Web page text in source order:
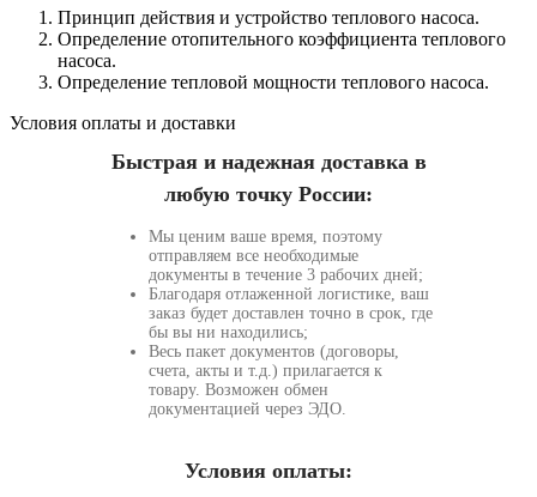
Принцип действия и устройство теплового насоса.
Определение отопительного коэффициента теплового
насоса.
Определение тепловой мощности теплового насоса.
Условия оплаты и доставки
Быстрая и надежная доставка в
любую точку России:
Мы ценим ваше время, поэтому
отправляем все необходимые
документы в течение 3 рабочих дней;
Благодаря отлаженной логистике, ваш
заказ будет доставлен точно в срок, где
бы вы ни находились;
Весь пакет документов (договоры,
счета, акты и т.д.) прилагается к
товару. Возможен обмен
документацией через ЭДО.
Условия оплаты: